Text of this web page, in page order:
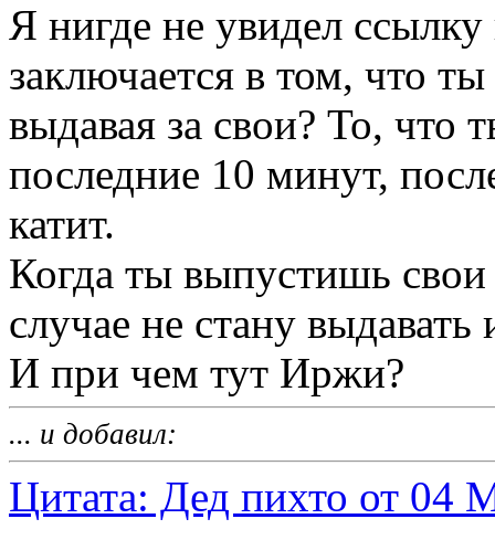
Я нигде не увидел
заключается в том, что
выдавая за свои? То, что
последние 10 минут,
катит.
Когда ты выпустишь свои
случае не стану выдавать
И при чем тут Иржи?
... и добавил:
Цитата: Дед пихто от 04